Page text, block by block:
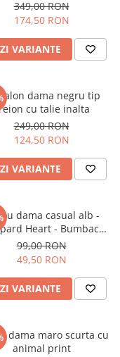
349,00 RON
174,50 RON
VARIANTE
dama negru tip
cu talie inalta
249,00 RON
124,50 RON
VARIANTE
dama casual alb -
Heart - Bumbac
Organic
99,00 RON
49,50 RON
VARIANTE
dama maro scurta cu
animal print